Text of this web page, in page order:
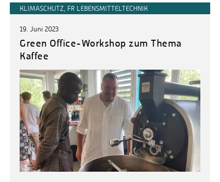
KLIMASCHUTZ, FR LEBENSMITTELTECHNIK
19. Juni 2023
Green Office-Workshop zum Thema
Kaffee